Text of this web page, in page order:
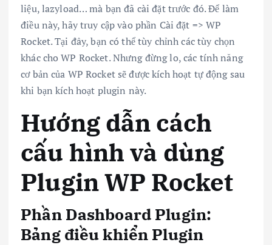
liệu, lazyload… mà bạn đã cài đặt trước đó. Để làm
điều này, hãy truy cập vào phần Cài đặt => WP
Rocket. Tại đây, bạn có thể tùy chỉnh các tùy chọn
khác cho WP Rocket. Nhưng đừng lo, các tính năng
cơ bản của WP Rocket sẽ được kích hoạt tự động sau
khi bạn kích hoạt plugin này.
Hướng dẫn cách
cấu hình và dùng
Plugin WP Rocket
Phần Dashboard Plugin:
Bảng điều khiển Plugin